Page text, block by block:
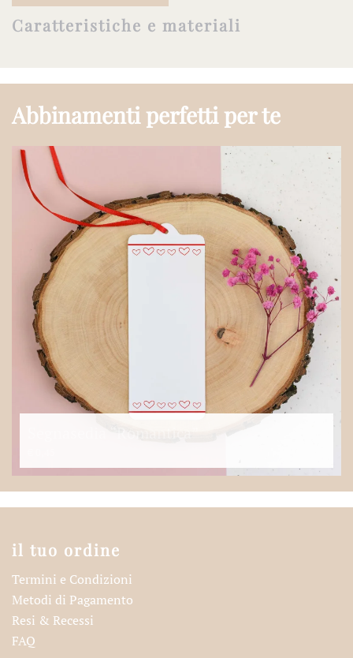
Caratteristiche e materiali
Abbinamenti perfetti per te
il tuo ordine
Termini e Condizioni
Metodi di Pagamento
Resi & Recessi
FAQ